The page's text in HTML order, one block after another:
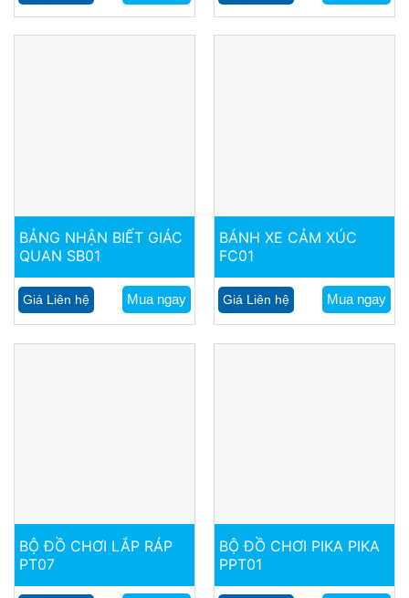
BẢNG NHẬN BIẾT GIÁC
QUAN SB01
Giá Liên hệ Mua ngay
BÁNH XE CẢM XÚC
FC01
Giá Liên hệ Mua ngay
BỘ ĐỒ CHƠI LẮP RÁP
PT07
BỘ ĐỒ CHƠI PIKA PIKA
PPT01